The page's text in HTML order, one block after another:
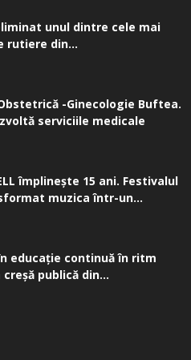
unul dintre cele mai
rutiere din...
-Ginecologie Buftea.
serviciile medicale
împlinește 15 ani. Festivalul
muzica într-un...
educație continuă în ritm
publică din...